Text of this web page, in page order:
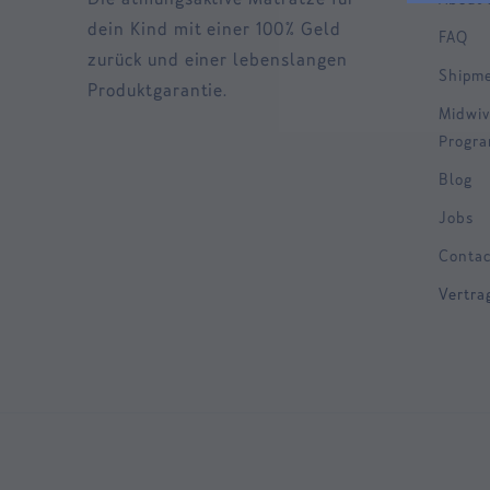
dein Kind mit einer 100% Geld
zurück und einer lebenslangen
Produktgarantie.
FAQ
Blog
Jobs